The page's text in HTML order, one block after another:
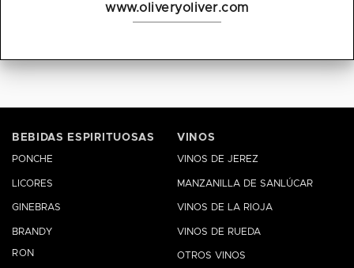
www.oliveryoliver.com
BEBIDAS ESPIRITUOSAS
PONCHE
LICORES
GINEBRAS
BRANDY
RON
VINOS
VINOS DE JEREZ
MANZANILLA DE SANLÚCAR
VINOS DE LA RIOJA
VINOS DE RUEDA
OTROS VINOS